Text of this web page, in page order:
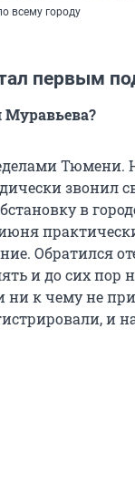
всему городу
первым
Муравьева?
Тюмени.
звонил
в
Обратился
и до сих пор
к чему не
и